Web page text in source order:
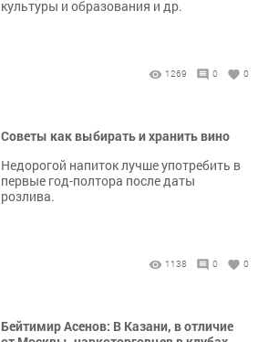
культуры и образования и др.
1269 0 0
Советы как выбирать и хранить вино
Недорогой напиток лучше употребить в
первые год-полтора после даты
розлива.
1138 0 0
Бейтимир Асенов: В Казани, в отличие